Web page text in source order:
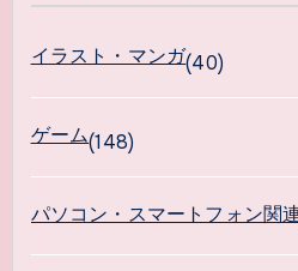
イラスト・マンガ(40)
ゲーム(148)
パソコン・スマートフォン関